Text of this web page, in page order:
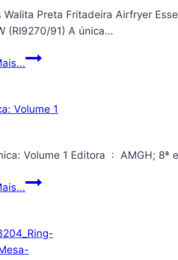
Walita Preta Fritadeira Airfryer
(RI9270/91) A única…
Philips
Fritadeira
XL
6.2L
Garantia
internacional
Eletrônica: